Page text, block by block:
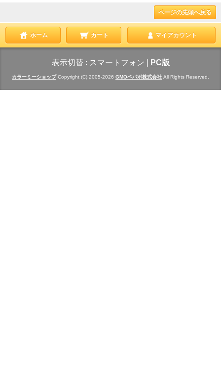
ページの先頭へ戻る
ホーム カート マイアカウント
表示切替 : スマートフォン PC版
カラーミーショップCopyright (C) 2005-2026 GMOペパボ株式会社 All Rights Reserved.